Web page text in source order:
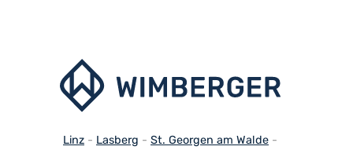
Linz - Lasberg - St. Georgen am Walde -